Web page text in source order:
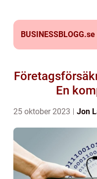
BUSINESSBLOGG.se
En
25 oktober 2023 Jon